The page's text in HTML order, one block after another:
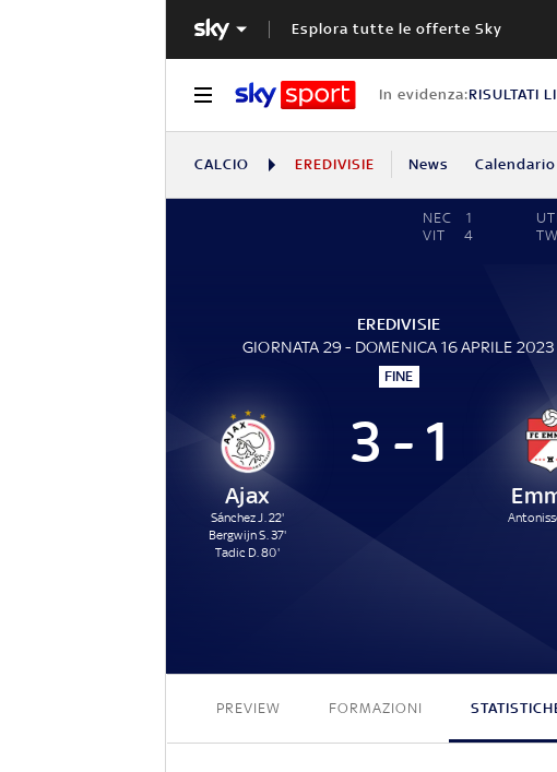
Esplora tutte le offerte Sky
In evidenza:RISULTATI
CALCIO EREDIVISIE News
NEC
1
VIT
4
EREDIVISIE
GIORNATA 29 - DOMENICA 16 APRILE 2023
FINE
Ajax
Sánchez J. 22'
Bergwijn S. 37'
Tadic D. 80'
3 - 1
PREVIEW FORMAZIONI